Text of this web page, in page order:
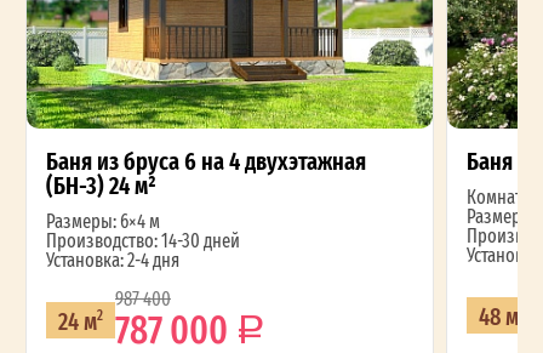
Баня из бруса 6 на 4 двухэтажная
(БН-3) 24 м²
Размеры: 6×4 м
Производство: 14-30 дней
Установка: 2-4 дня
24 м2
987 400
787 000
Баня
Комнат: 2
Размеры:
48 м